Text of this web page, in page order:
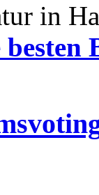
in